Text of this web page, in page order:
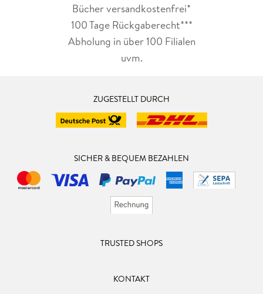
Bücher versandkostenfrei*
100 Tage Rückgaberecht***
Abholung in über 100 Filialen
uvm.
ZUGESTELLT DURCH
SICHER & BEQUEM BEZAHLEN
TRUSTED SHOPS
KONTAKT